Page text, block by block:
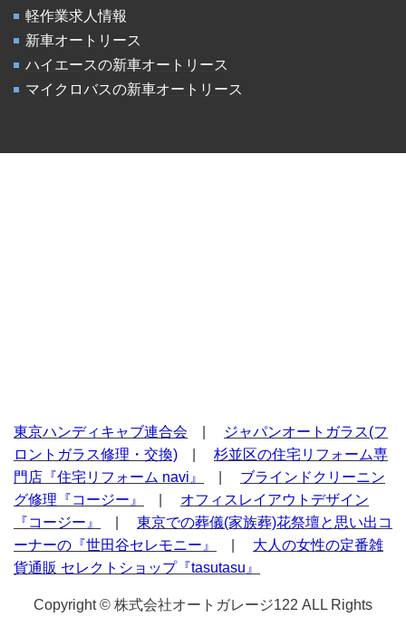
軽作業求人情報
新車オートリース
ハイエースの新車オートリース
マイクロバスの新車オートリース
東京ハンディキャブ連合会
ジャパンオートガラス(フ
ロントガラス修理・交換)
杉並区の住宅リフォーム専
門店『住宅リフォーム navi』
ブラインドクリーニン
グ修理『コージー』
オフィスレイアウトデザイン
『コージー』
東京での葬儀(家族葬)花祭壇と思い出コ
ーナーの『世田谷セレモニー』
大人の女性の定番雑
貨通販 セレクトショップ『tasutasu』
Copyright © 株式会社オートガレージ122 ALL Rights